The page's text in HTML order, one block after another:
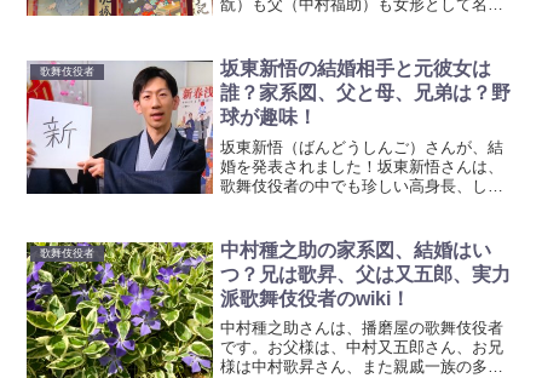
翫）も父（中村福助）も女形として名を
り、益々その存在感が増しています。最
近は、市川團十郎さんの舞...
歌舞伎役者
坂東新悟の結婚相手と元彼女は
誰？家系図、父と母、兄弟は？野
球が趣味！
坂東新悟（ばんどうしんご）さんが、結
婚を発表されました！坂東新悟さんは、
歌舞伎役者の中でも珍しい高身長、しか
目覚ましい方なんです。年齢も34歳と微
妙なお年頃なので、いよ...
歌舞伎役者
中村種之助の家系図、結婚はい
つ？兄は歌昇、父は又五郎、実力
派歌舞伎役者のwiki！
中村種之助さんは、播磨屋の歌舞伎役者
です。お父様は、中村又五郎さん、お兄
様は中村歌昇さん、また親戚一族の多く